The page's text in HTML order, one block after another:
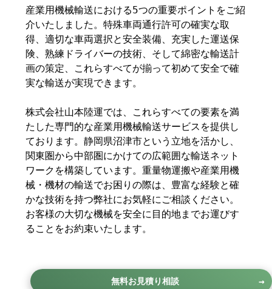
産業用機械輸送における5つの重要ポイントをご紹
介いたしました。特殊車両通行許可の確実な取
得、適切な車両選択と安全装備、充実した運送保
険、熟練ドライバーの技術、そして綿密な輸送計
画の策定、これらすべてが揃って初めて安全で確
実な輸送が実現できます。
株式会社山本陸運では、これらすべての要素を満
たした専門的な産業用機械輸送サービスを提供し
ております。静岡県沼津市という立地を活かし、
関東圏から中部圏にかけての広範囲な輸送ネット
ワークを構築しています。重量物運搬や産業用機
械・機材の輸送でお困りの際は、豊富な経験と確
かな技術を持つ弊社にお気軽にご相談ください。
お客様の大切な機械を安全に目的地までお運びす
ることをお約束いたします。
無料お見積り相談